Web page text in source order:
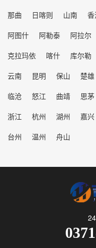
那曲
日喀则 山南
阿图什
阿勒泰 阿拉尔
克拉玛依
喀什 库尔勒
云南
昆明 保山 楚雄
临沧
怒江 曲靖 思茅
浙江
杭州 湖州 嘉兴
台州
温州 舟山